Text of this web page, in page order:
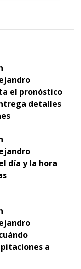
el pronóstico
detalles
día y la hora
a